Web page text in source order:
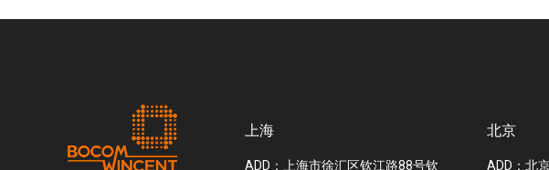
提供专业的设备维护保养、设备检查检测及修理
等工作。延长设备寿命，保持设备良好的技术状
态，实现最佳性能。
间，提高安
日常运营。
上海
ADD：上海市徐汇区钦江路88号钦
北京
ADD：北